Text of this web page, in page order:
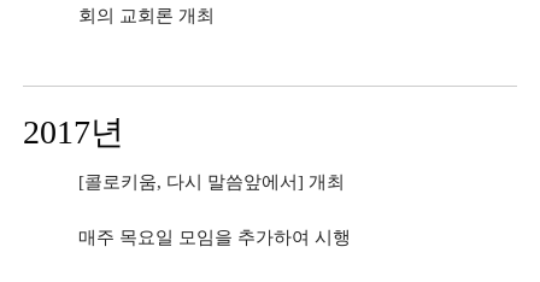
회의 교회론 개최
2017년
[콜로키움, 다시 말씀앞에서] 개최
매주 목요일 모임을 추가하여 시행